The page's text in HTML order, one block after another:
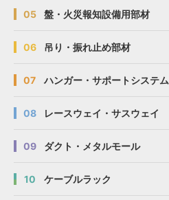
05 盤・火災報知設備用部材
06 吊り・振れ止め部材
07 ハンガー・サポートシステム
08 レースウェイ・サスウェイ
09 ダクト・メタルモール
10 ケーブルラック